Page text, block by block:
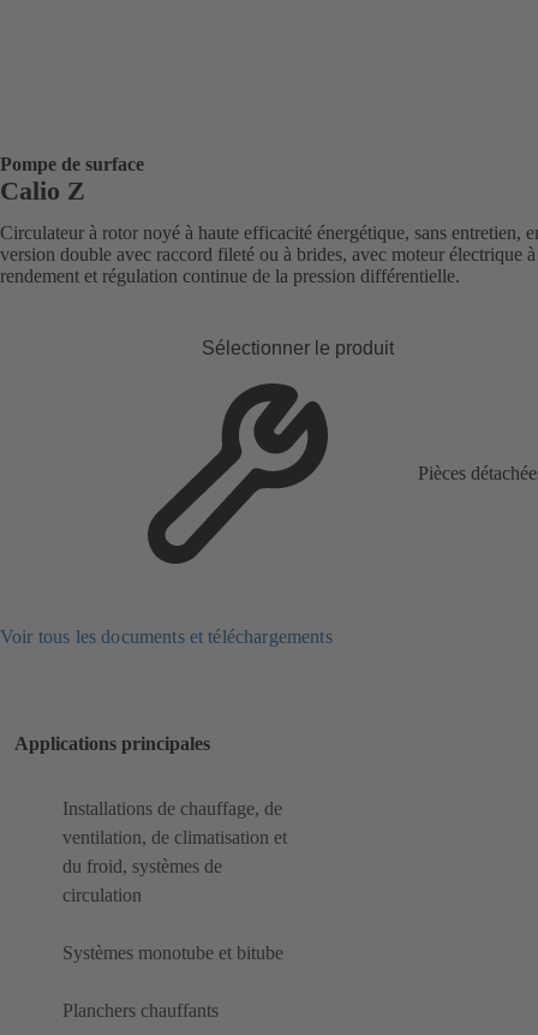
Pompe de surface
Calio Z
Circulateur à rotor noyé à haute efficacité énergétique, sans entretien,
version double avec raccord fileté ou à brides, avec moteur électrique
rendement et régulation continue de la pression différentielle.
Sélectionner le produit
Pièces
Voir tous les documents et téléchargements
Applications principales
Installations de chauffage, de
ventilation, de climatisation et
du froid, systèmes de
circulation
Systèmes monotube et bitube
Planchers chauffants